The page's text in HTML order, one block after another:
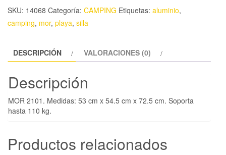
SKU: 14068 Categoría: CAMPING Etiquetas: aluminio,
camping, mor, playa, silla
DESCRIPCIÓN VALORACIONES (0)
Descripción
MOR 2101. Medidas: 53 cm x 54.5 cm x 72.5 cm. Soporta
hasta 110 kg.
Productos relacionados